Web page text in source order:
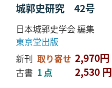
城郭史研究 42号
日本城郭史学会 編集
東京堂出版
新刊 取り寄せ 2,970円
古書 1 点 2,530 円